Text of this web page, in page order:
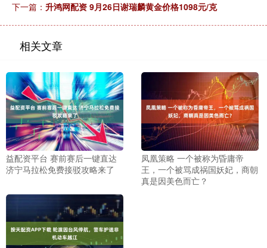
下一篇： 升鸿网配资 9月26日谢瑞麟黄金价格1098元/克
相关文章
益配资平台 赛前赛后一键直达
济宁马拉松免费接驳攻略来了
凤凰策略 一个被称为昏庸帝
王，一个被骂成祸国妖妃，商朝
真是因美色而亡？